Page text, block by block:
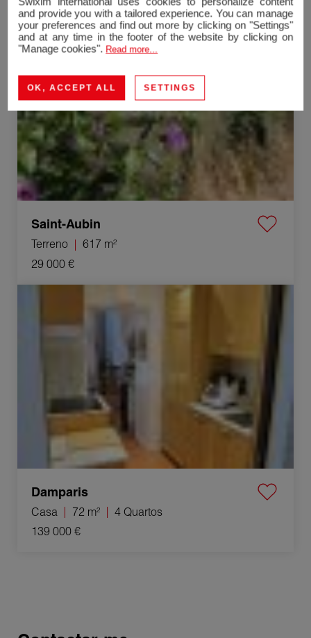
Venda Terreno Saint-Aubin 617 m²
Exclusividade
Saint-Aubin
Terreno
617 m²
29 000 €
Venda Casa Damparis 4 Quartos 72 m²
Damparis
Casa 72 m²
4 Quartos
139 000 €
and provide you with a tailored experience. You can manage
your preferences and find out more by clicking on "Settings"
and at any time in the footer of the website by clicking on
"Manage cookies". Read more...
OK, ACCEPT ALL SETTINGS